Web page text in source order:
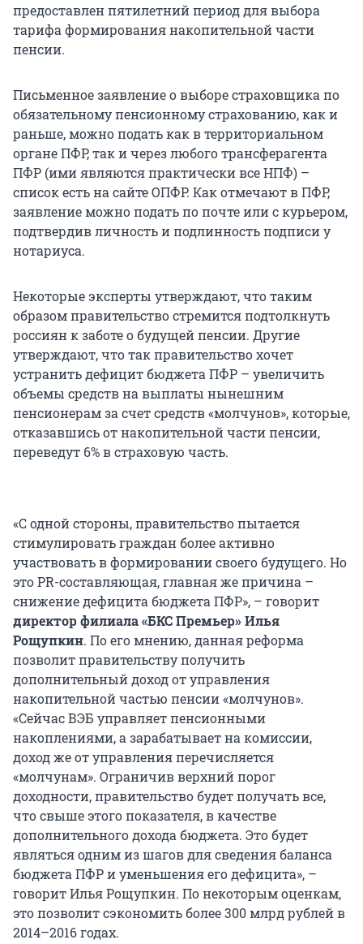
предоставлен пятилетний период для выбора
тарифа формирования накопительной части
пенсии.
Письменное заявление о выборе страховщика по
обязательному пенсионному страхованию, как и
раньше, можно подать как в территориальном
органе ПФР, так и через любого трансферагента
ПФР (ими являются практически все НПФ) –
список есть на сайте ОПФР. Как отмечают в ПФР,
заявление можно подать по почте или с курьером,
подтвердив личность и подлинность подписи у
нотариуса.
Некоторые эксперты утверждают, что таким
образом правительство стремится подтолкнуть
россиян к заботе о будущей пенсии. Другие
утверждают, что так правительство хочет
устранить дефицит бюджета ПФР – увеличить
объемы средств на выплаты нынешним
пенсионерам за счет средств «молчунов», которые,
отказавшись от накопительной части пенсии,
переведут 6% в страховую часть.
«С одной стороны, правительство пытается
стимулировать граждан более активно
участвовать в формировании своего будущего. Но
это PR-составляющая, главная же причина –
снижение дефицита бюджета ПФР», – говорит
директор филиала «БКС Премьер» Илья
Рощупкин. По его мнению, данная реформа
позволит правительству получить
дополнительный доход от управления
накопительной частью пенсии «молчунов».
«Сейчас ВЭБ управляет пенсионными
накоплениями, а зарабатывает на комиссии,
доход же от управления перечисляется
«молчунам». Ограничив верхний порог
доходности, правительство будет получать все,
что свыше этого показателя, в качестве
дополнительного дохода бюджета. Это будет
являться одним из шагов для сведения баланса
бюджета ПФР и уменьшения его дефицита», –
говорит Илья Рощупкин. По некоторым оценкам,
это позволит сэкономить более 300 млрд рублей в
2014–2016 годах.